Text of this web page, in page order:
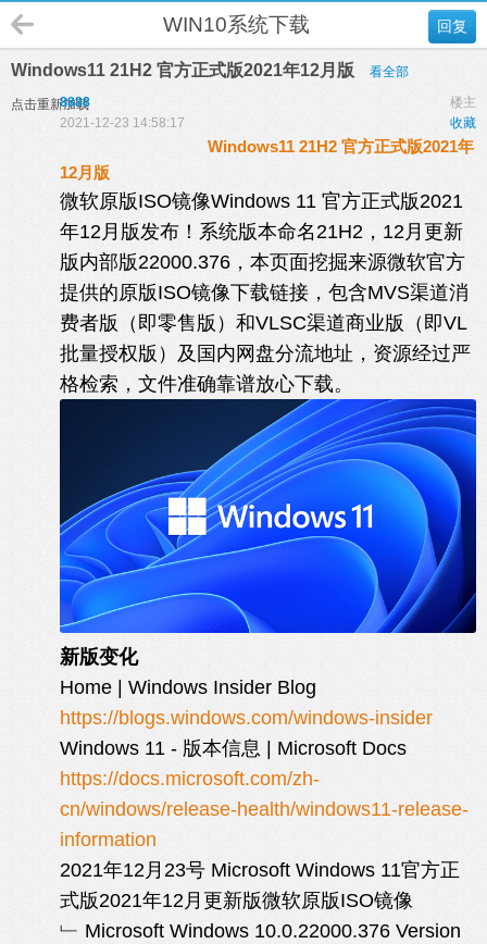
回复
WIN10系统下载
Windows11 21H2 官方正式版2021年12月版 看全部
点击重新加载 楼主
8888
收藏
2021-12-23 14:58:17
Windows11 21H2 官方正式版2021年
12月版
微软原版ISO镜像Windows 11 官方正式版2021
年12月版发布！系统版本命名21H2，12月更新
版内部版22000.376，本页面挖掘来源微软官方
提供的原版ISO镜像下载链接，包含MVS渠道消
费者版（即零售版）和VLSC渠道商业版（即VL
批量授权版）及国内网盘分流地址，资源经过严
格检索，文件准确靠谱放心下载。
新版变化
Home | Windows Insider Blog
https://blogs.windows.com/windows-insider
Windows 11 - 版本信息 | Microsoft Docs
https://docs.microsoft.com/zh-
cn/windows/release-health/windows11-release-
information
2021年12月23号 Microsoft Windows 11官方正
式版2021年12月更新版微软原版ISO镜像
﹂ Microsoft Windows 10.0.22000.376 Version